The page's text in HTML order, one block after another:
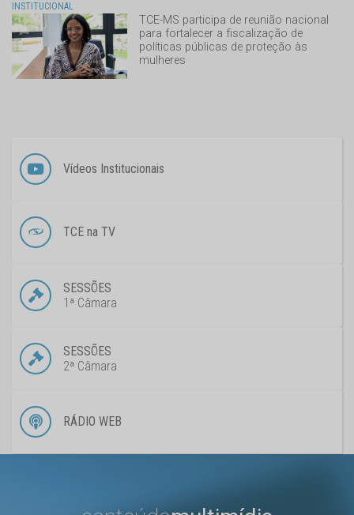
INSTITUCIONAL
TCE-MS participa de reunião nacional
para fortalecer a fiscalização de
políticas públicas de proteção às
mulheres
Vídeos Institucionais
TCE na TV
SESSÕES
1ª Câmara
SESSÕES
2ª Câmara
RÁDIO WEB